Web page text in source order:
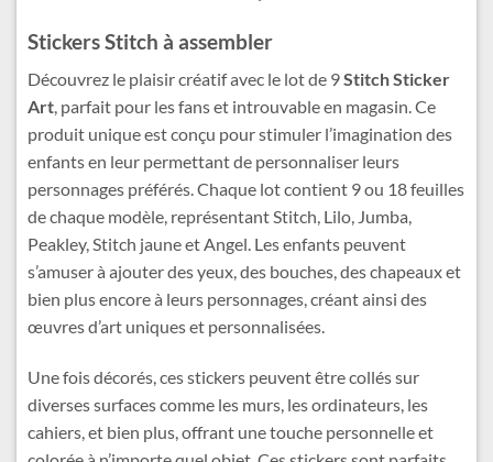
Stickers Stitch à assembler
Découvrez le plaisir créatif avec le lot de 9Stitch Sticker
Art, parfait pour les fans et introuvable en magasin. Ce
produit unique est conçu pour stimuler l’imagination des
enfants en leur permettant de personnaliser leurs
personnages préférés. Chaque lot contient 9 ou 18 feuilles
de chaque modèle, représentant Stitch, Lilo, Jumba,
Peakley, Stitch jaune et Angel. Les enfants peuvent
s’amuser à ajouter des yeux, des bouches, des chapeaux et
bien plus encore à leurs personnages, créant ainsi des
œuvres d’art uniques et personnalisées.
Une fois décorés, ces stickers peuvent être collés sur
diverses surfaces comme les murs, les ordinateurs, les
cahiers, et bien plus, offrant une touche personnelle et